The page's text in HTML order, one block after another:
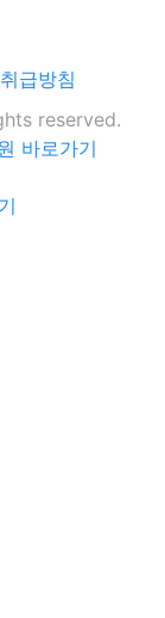
급방침
reserved.
바로가기